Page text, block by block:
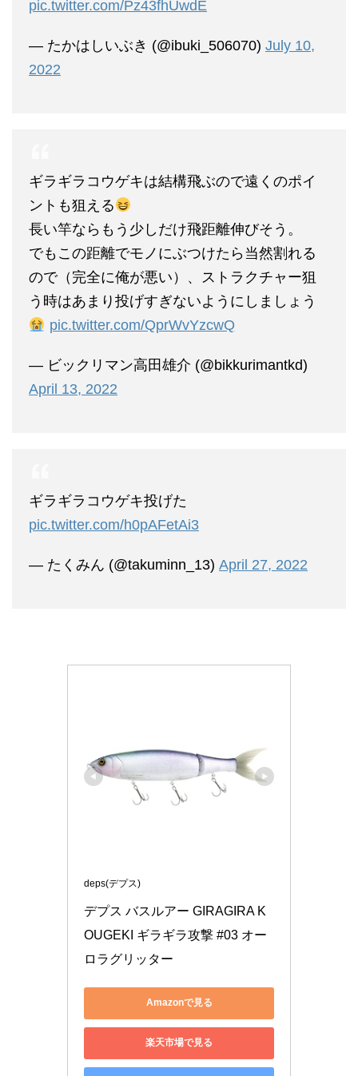
pic.twitter.com/Pz43fhUwdE
— たかはしいぶき (@ibuki_506070) July 10,
2022
ギラギラコウゲキは結構飛ぶので遠くのポイ
ントも狙える
長い竿ならもう少しだけ飛距離伸びそう。
でもこの距離でモノにぶつけたら当然割れる
ので（完全に俺が悪い）、ストラクチャー狙
う時はあまり投げすぎないようにしましょう
pic.twitter.com/QprWvYzcwQ
— ビックリマン高田雄介 (@bikkurimantkd)
April 13, 2022
ギラギラコウゲキ投げた
pic.twitter.com/h0pAFetAi3
— たくみん (@takuminn_13) April 27, 2022
deps(デプス)
デプス バスルアー GIRAGIRA K
OUGEKI ギラギラ攻撃 #03 オー
ロラグリッター
Amazonで見る
楽天市場で見る